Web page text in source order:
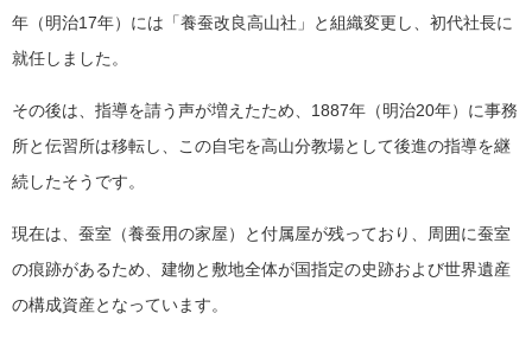
年（明治17年）には「養蚕改良高山社」と組織変更し、初代社長に
就任しました。
その後は、指導を請う声が増えたため、1887年（明治20年）に事務
所と伝習所は移転し、この自宅を高山分教場として後進の指導を継
続したそうです。
現在は、蚕室（養蚕用の家屋）と付属屋が残っており、周囲に蚕室
の痕跡があるため、建物と敷地全体が国指定の史跡および世界遺産
の構成資産となっています。